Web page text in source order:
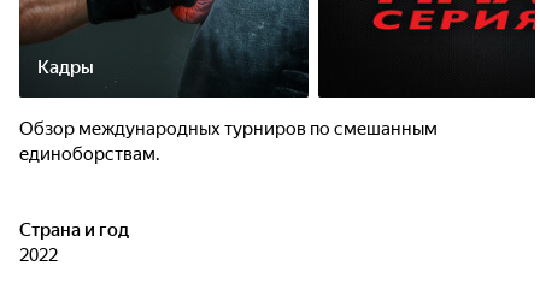
Кадры
Обзор международных турниров по смешанным
единоборствам.
Страна и год
2022